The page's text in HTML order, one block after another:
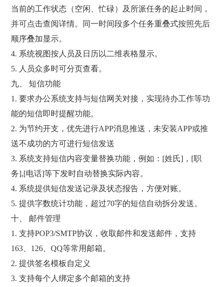
当前的工作状态（空闲、忙碌）及所派任务的起止时间，
并可点击查阅详情。同一时间段多个任务重叠式按照先后
顺序叠加显示。
4. 系统视图按人员及日历以二维表格显示。
5. 人员众多时可分页查看。
九、 短信功能
1. 要求办公系统支持与短信网关对接，实现待办工作等功
能的短信即时提醒功能。
2. 为节约开支，优先进行APP消息推送，未安装APP或推
送不成功的方可进行短信发送
3. 系统支持短信内容变量替换功能，例如：[姓氏]，[职
务],[电话]等下发时自动替换实际内容。
4. 系统提供短信发送记录及状态报告，方便对账。
5. 提供字数统计功能，超过70字的短信自动拆分发送。
十、 邮件管理
1. 支持POP3/SMTP协议，收取邮件和发送邮件，支持
163、126、QQ等常用邮箱。
2. 提供签名模板自定义
3. 支持每个人绑定多个邮箱的支持